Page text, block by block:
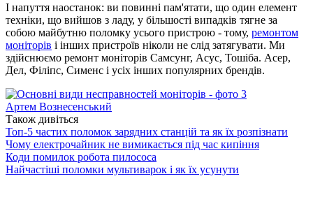
І напуття наостанок: ви повинні пам'ятати, що один елемент
техніки, що вийшов з ладу, у більшості випадків тягне за
собою майбутню поломку усього пристрою - тому, ремонтом
моніторів і інших пристроїв ніколи не слід затягувати. Ми
здійснюємо ремонт моніторів Самсунг, Асус, Тошіба. Асер,
Дел, Філіпс, Сименс і усіх інших популярних брендів.
Артем Вознесенський
Також дивіться
Топ-5 частих поломок зарядних станцій та як їх розпізнати
Чому електрочайник не вимикається під час кипіння
Коди помилок робота пилососа
Найчастіші поломки мультиварок і як їх усунути